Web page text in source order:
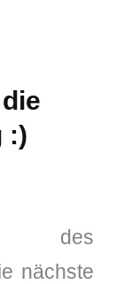
:)
des
nächste